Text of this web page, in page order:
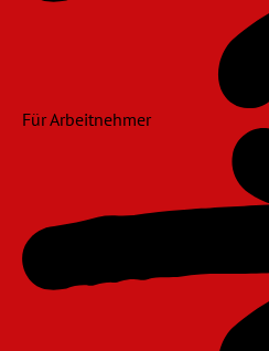
Für Arbeitnehmer